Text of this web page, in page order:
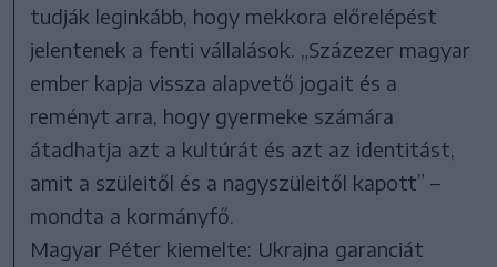
tudják leginkább, hogy mekkora előrelépést
jelentenek a fenti vállalások. „Százezer magyar
ember kapja vissza alapvető jogait és a
reményt arra, hogy gyermeke számára
átadhatja azt a kultúrát és azt az identitást,
amit a szüleitől és a nagyszüleitől kapott” –
mondta a kormányfő.
Magyar Péter kiemelte: Ukrajna garanciát